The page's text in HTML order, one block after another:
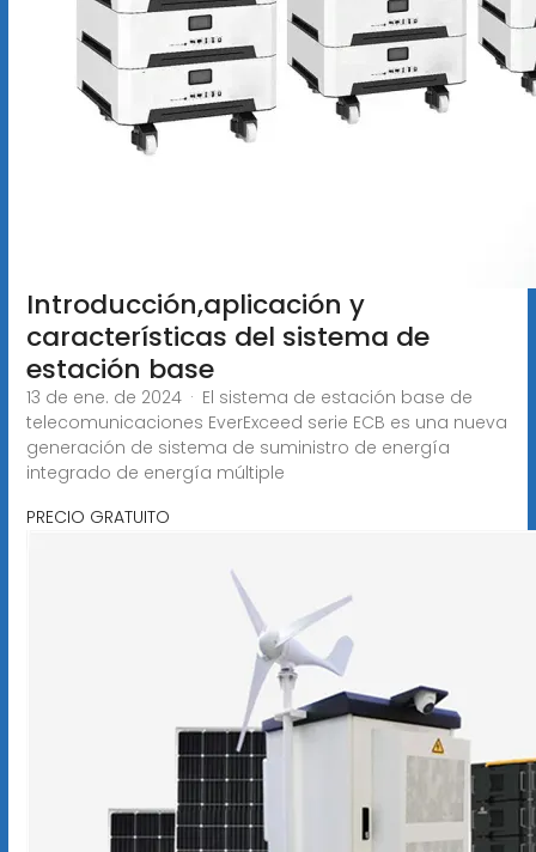
Introducción,aplicación y
características del sistema de
estación base
13 de ene. de 2024 · El sistema de estación base de
telecomunicaciones EverExceed serie ECB es una nueva
generación de sistema de suministro de energía
integrado de energía múltiple
PRECIO GRATUITO